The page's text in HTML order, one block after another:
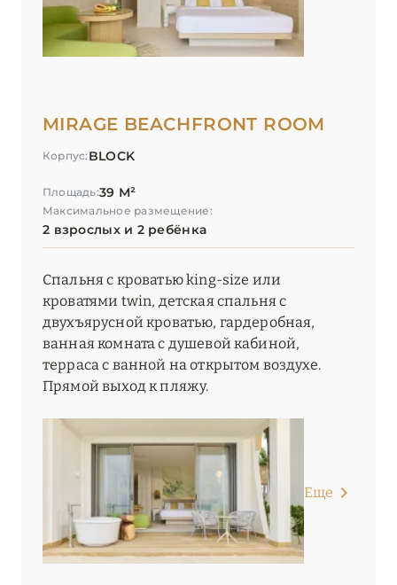
MIRAGE BEACHFRONT ROOM
Корпус: BLOCK
Площадь:39 М²
Максимальное размещение:
2 взрослых и 2 ребёнка
Спальня с кроватью king-size или
кроватями twin, детская спальня с
двухъярусной кроватью, гардеробная,
ванная комната с душевой кабиной,
терраса с ванной на открытом воздухе.
Прямой выход к пляжу.
Еще